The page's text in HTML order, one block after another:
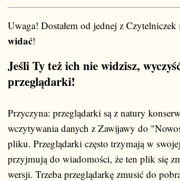
Uwaga! Dostałem od jednej z Czytelniczek
widać!
Jeśli Ty też ich nie widzisz,
przeglądarki!
Przyczyna: przeglądarki są z natury
wczytywania danych z Zawijawy do
pliku. Przeglądarki często trzymają w
przyjmują do wiadomości, że ten plik się
wersji. Trzeba przeglądarkę zmusić do